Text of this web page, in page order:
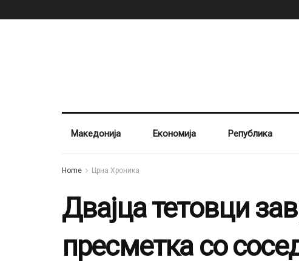
Македонија Економија Република
Home Црна Хроника
Двајца тетовци
пресметка со